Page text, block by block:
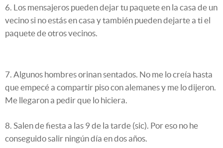
6. Los mensajeros pueden dejar tu paquete en la casa de un
vecino si no estás en casa y también pueden dejarte a ti el
paquete de otros vecinos.
7. Algunos hombres orinan sentados. No me lo creía hasta
que empecé a compartir piso con alemanes y me lo dijeron.
Me llegaron a pedir que lo hiciera.
8. Salen de fiesta a las 9 de la tarde (sic). Por eso no he
conseguido salir ningún día en dos años.